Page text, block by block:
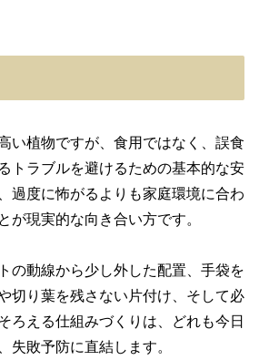
い植物ですが、食用ではなく、誤食
トラブルを避けるための基本的な安
過度に怖がるよりも家庭環境に合わ
が現実的な向き合い方です。
の動線から少し外した配置、手袋を
切り葉を残さない片付け、そして必
ろえる仕組みづくりは、どれも今日
失敗予防に直結します。